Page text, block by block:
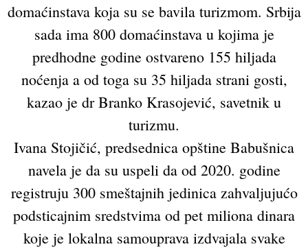
domaćinstava koja su se bavila turizmom. Srbija
sada ima 800 domaćinstava u kojima je
predhodne godine ostvareno 155 hiljada
noćenja a od toga su 35 hiljada strani gosti,
kazao je dr Branko Krasojević, savetnik u
turizmu.
Ivana Stojičić, predsednica opštine Babušnica
navela je da su uspeli da od 2020. godine
registruju 300 smeštajnih jedinica zahvaljujućo
podsticajnim sredstvima od pet miliona dinara
koje je lokalna samouprava izdvajala svake